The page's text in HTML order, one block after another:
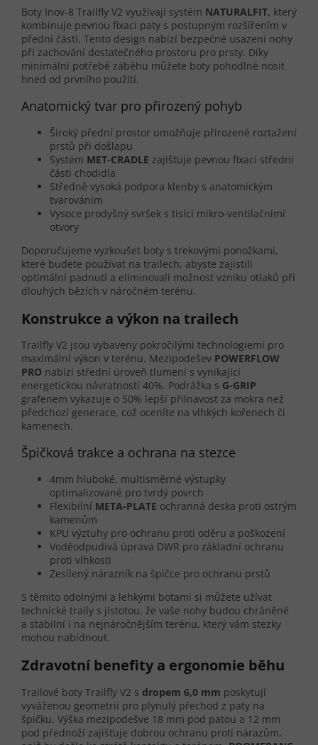
Boty Inov-8 Trailfly V2 využívají systém NATURALFIT, který
kombinuje pevnou fixaci paty s postupným rozšířením v
přední části. Tento design nabízí bezpečné usazení nohy
při zachování dostatečného prostoru pro prsty. Díky
minimální potřebě záběhu můžete boty pohodlně nosit
hned od prvního použití.
Anatomický tvar pro přirozený pohyb
Široký přední prostor umožňuje přirozené roztažení
prstů při došlapu
Systém MET-CRADLE zajišťuje pevnou fixaci střední
části chodidla
Středně vysoká podpora klenby s anatomickým
tvarováním
Vysoce prodyšný svršek s tisíci mikro-ventilačními
otvory
Doporučujeme vyzkoušet boty s trekovými ponožkami,
které budete používat na trailech, abyste zajistili
optimální padnutí a eliminovali možnost vzniku otlaků při
dlouhých bězích v náročném terénu.
Konstrukce a výkon na trailech
Trailfly V2 jsou vybaveny pokročilými technologiemi pro
maximální výkon v terénu. Mezipodešev POWERFLOW
PRO nabízí střední úroveň tlumení s vynikající
energetickou návratností 40%. Podrážka s G-GRIP
grafenem vykazuje o 50% lepší přilnavost za mokra než
předchozí generace, což oceníte na vlhkých kořenech či
kamenech.
Špičková trakce a ochrana na stezce
4mm hluboké, multisměrné výstupky
optimalizované pro tvrdý povrch
Flexibilní META-PLATE ochranná deska proti ostrým
kamenům
KPU výztuhy pro ochranu proti oděru a poškození
Voděodpudivá úprava DWR pro základní ochranu
proti vlhkosti
Zesílený nárazník na špičce pro ochranu prstů
S těmito odolnými a lehkými botami si můžete užívat
technické traily s jistotou, že vaše nohy budou chráněné
a stabilní i na nejnáročnějším terénu, který vám stezky
mohou nabídnout.
Zdravotní benefity a ergonomie běhu
Trailové boty Trailfly V2 s dropem 6,0 mm poskytují
vyváženou geometrii pro plynulý přechod z paty na
špičku. Výška mezipodešve 18 mm pod patou a 12 mm
pod přednoží zajišťuje dobrou ochranu proti nárazům,